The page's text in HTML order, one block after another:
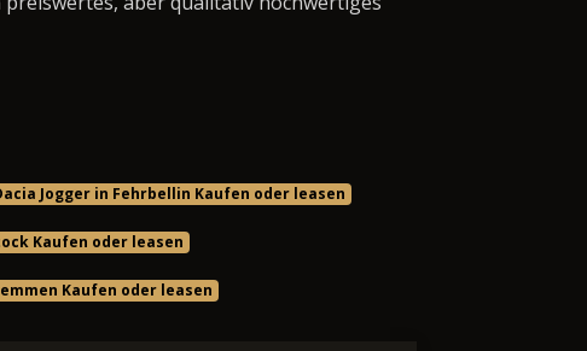
Jogger in Fehrbellin Kaufen oder leasen
Kaufen oder leasen
Kaufen oder leasen